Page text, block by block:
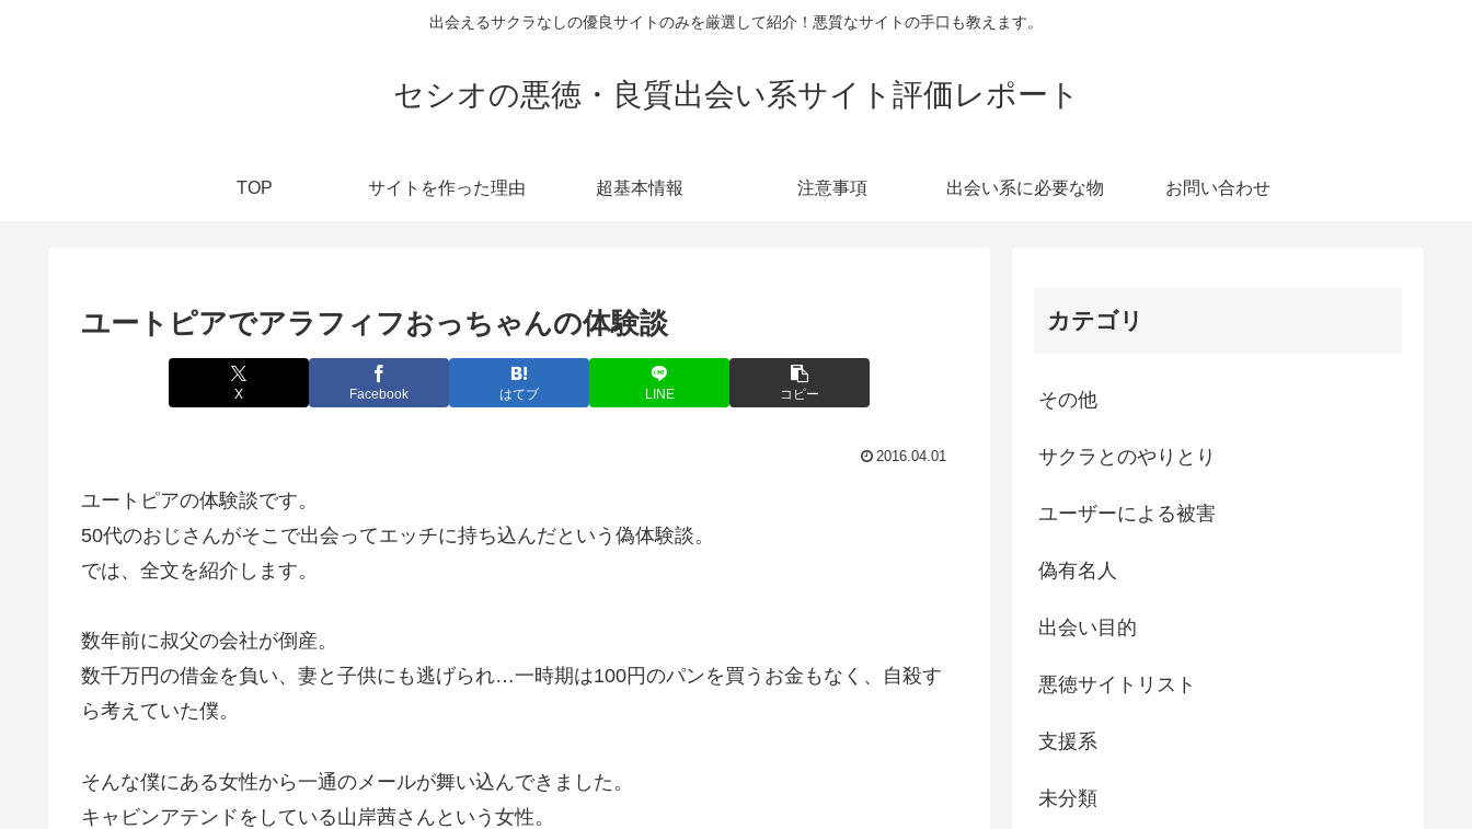
出会えるサクラなしの優良サイトのみを厳選して紹介！悪質なサイトの手口も教えます。
セシオの悪徳・良質出会い系サイト評価レポート
TOP サイトを作った理由 超基本情報 注意事項 出会い系に必要な物 お問い合わせ
ユートピアでアラフィフおっちゃんの体験談
X Facebook はてブ LINE コピー
2016.04.01
ユートピアの体験談です。
50代のおじさんがそこで出会ってエッチに持ち込んだという偽体験談。
では、全文を紹介します。
数年前に叔父の会社が倒産。
数千万円の借金を負い、妻と子供にも逃げられ…一時期は100円のパンを買うお金もなく、自殺す
ら考えていた僕。
そんな僕にある女性から一通のメールが舞い込んできました。
キャビンアテンドをしている山岸茜さんという女性。
カテゴリ
その他
サクラとのやりとり
ユーザーによる被害
偽有名人
出会い目的
悪徳サイトリスト
支援系
未分類